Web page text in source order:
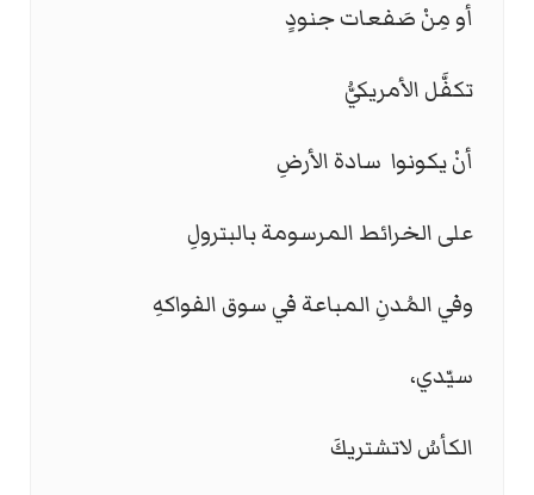
أو مِنْ صَفعات جنودٍ
تكفَّل الأمريكيُّ
أنْ يكونوا سادة الأرضِ
على الخرائط المرسومة بالبترولِ
وفي المُدنِ المباعة في سوق الفواكهِ
سيّدي،
الكأسُ لاتشتريكَ